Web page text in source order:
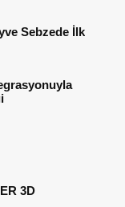
Sebzede İlk
3D